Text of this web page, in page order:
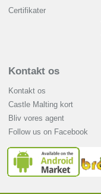
Certifikater
Kontakt os
Kontakt os
Castle Malting kort
Bliv vores agent
Follow us on Facebook